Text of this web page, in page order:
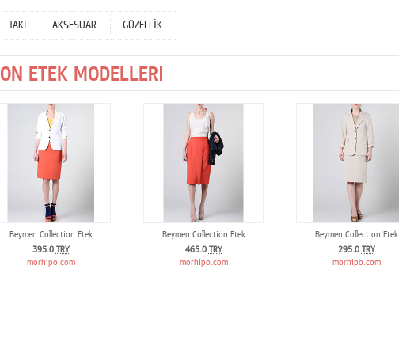
TAKI AKSESUAR GÜZELLİK
ETEK MODELLERI
Beymen Collection Etek
395.0 TRY
morhipo.com
Beymen Collection Etek
465.0 TRY
morhipo.com
Beymen Collection Etek
295.0 TRY
morhipo.com